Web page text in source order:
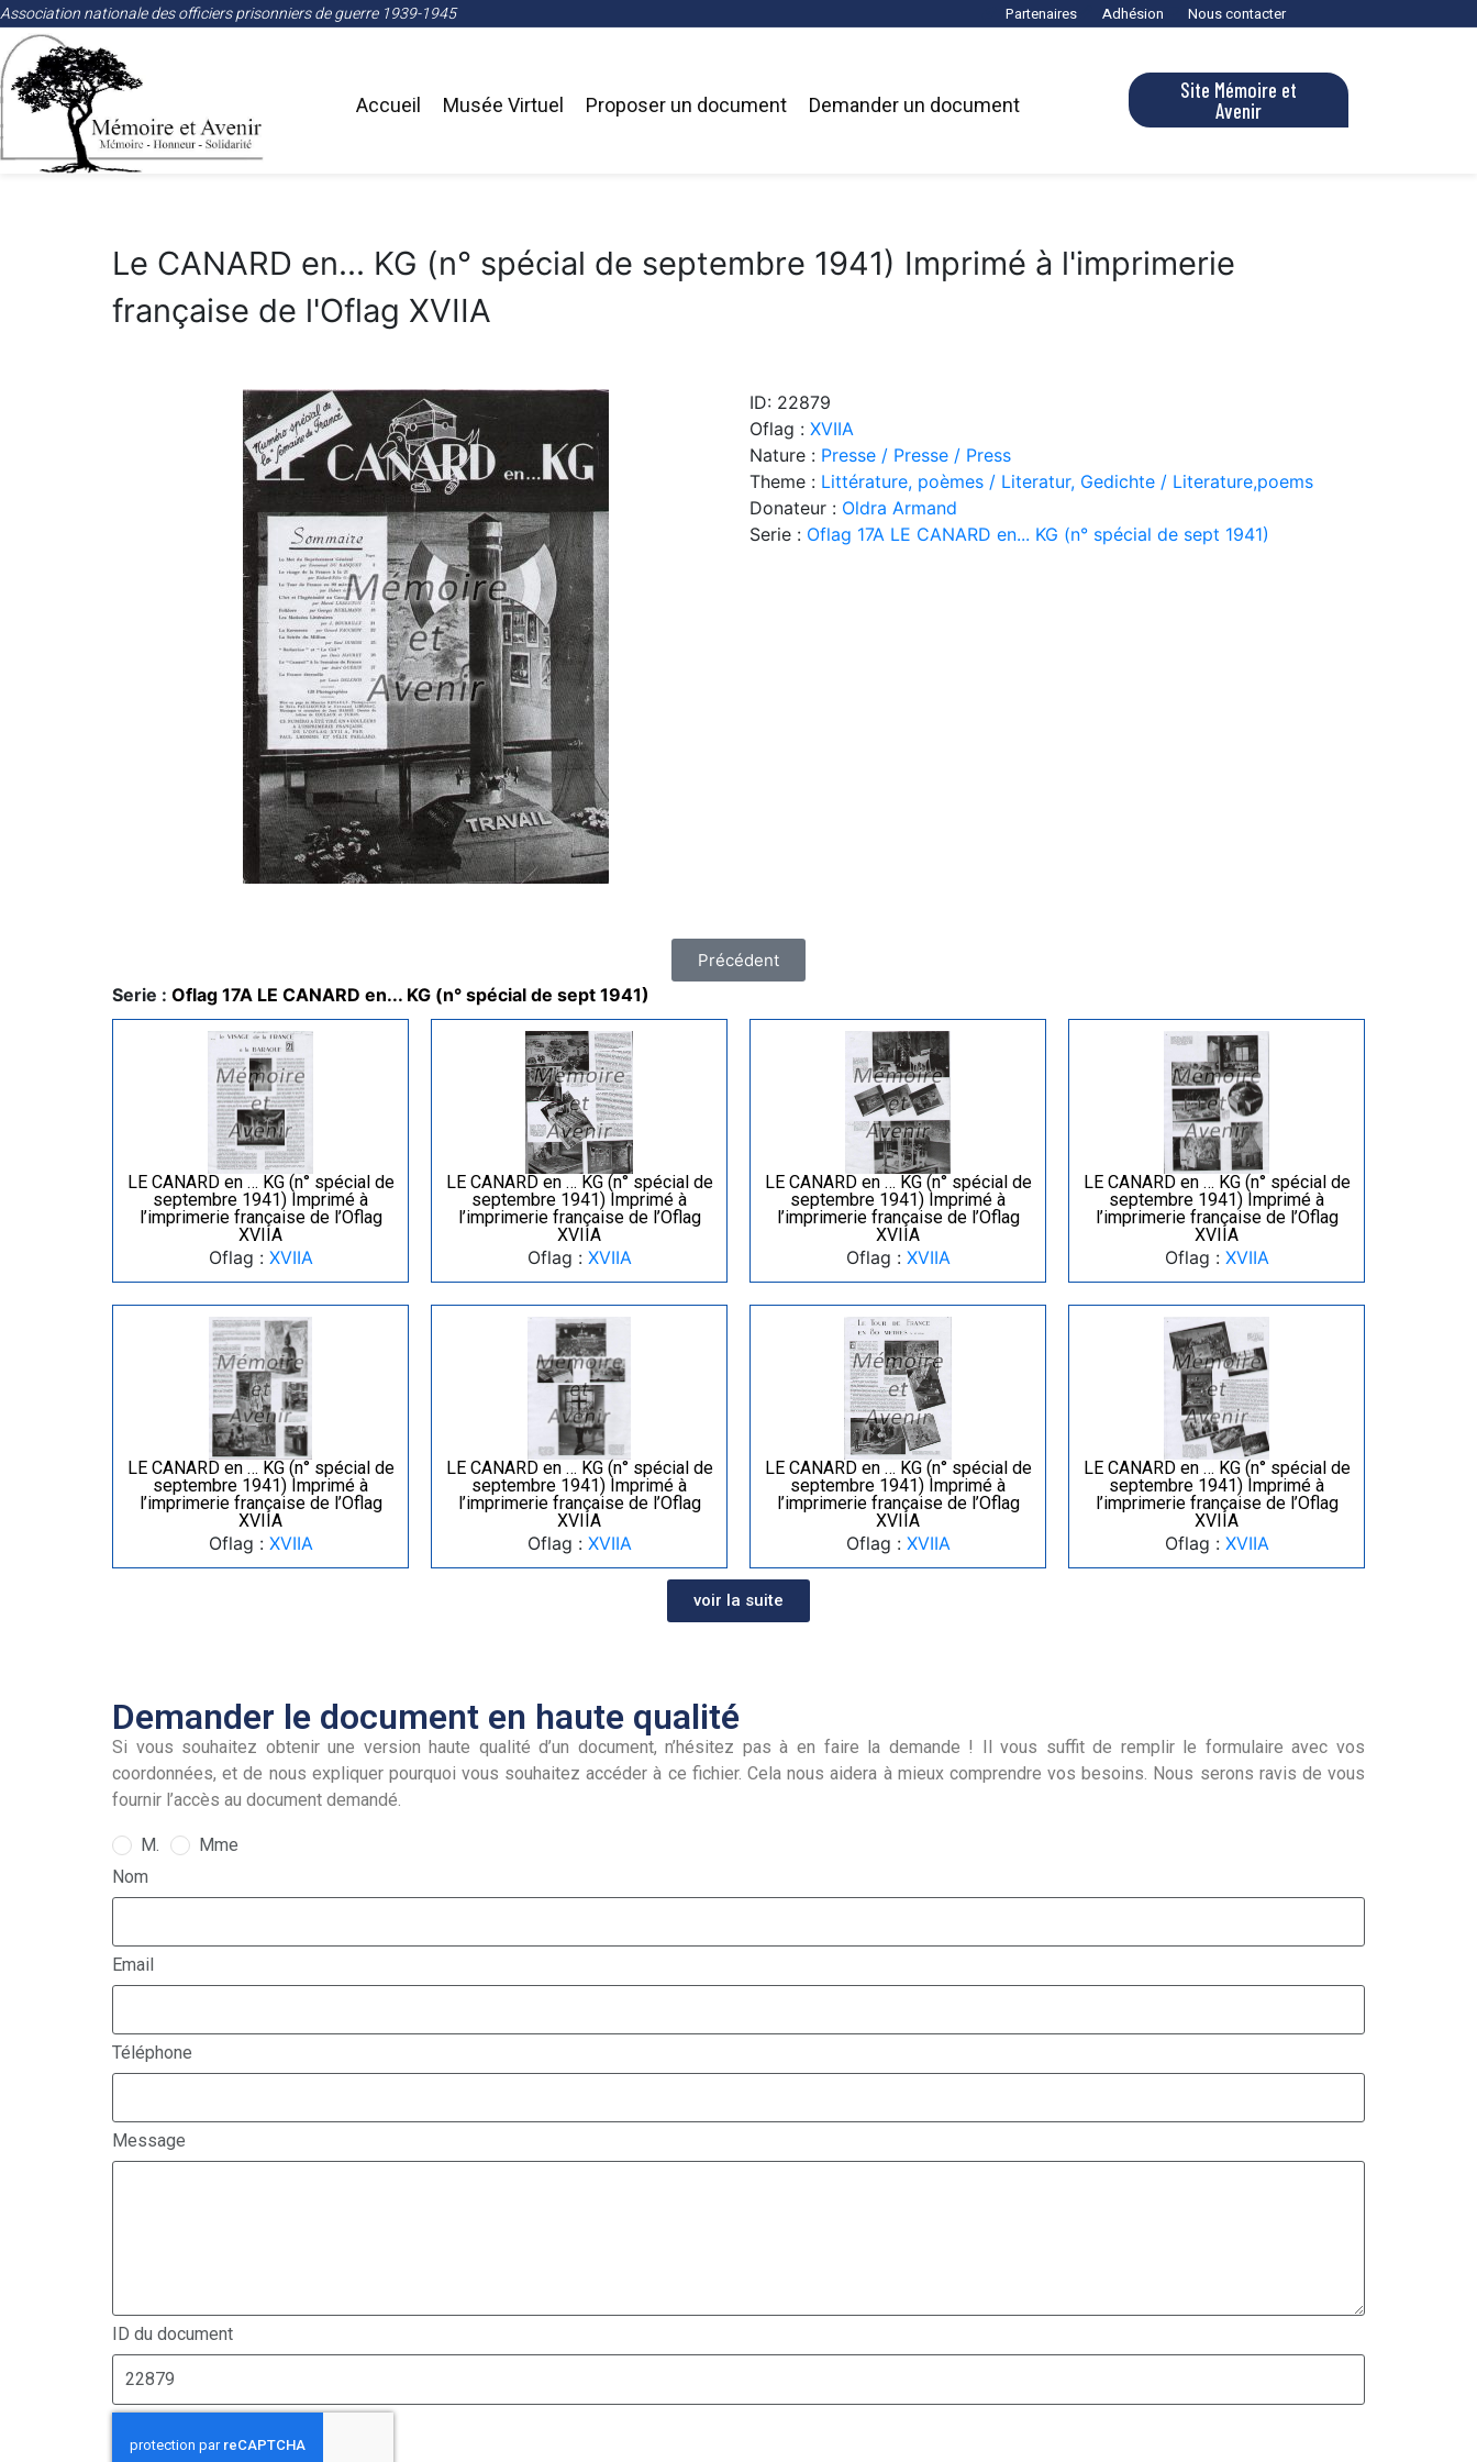
Association nationale des officiers prisonniers de guerre 1939-1945 Partenaires Adhésion Nous contacter
Accueil Musée Virtuel Proposer un document Demander un document
Site Mémoire et
Avenir
Le CANARD en... KG (n° spécial de septembre 1941) Imprimé à l'imprimerie
française de l'Oflag XVIIA
ID: 22879
Oflag : XVIIA
Nature : Presse / Presse / Press
Theme : Littérature, poèmes / Literatur, Gedichte / Literature,poems
Donateur : Oldra Armand
Serie : Oflag 17A LE CANARD en... KG (n° spécial de sept 1941)
Précédent
Serie : Oflag 17A LE CANARD en... KG (n° spécial de sept 1941)
LE CANARD en … KG (n° spécial de
septembre 1941) Imprimé à
l’imprimerie française de l’Oflag
XVIIA
Oflag : XVIIA
LE CANARD en … KG (n° spécial de
septembre 1941) Imprimé à
l’imprimerie française de l’Oflag
XVIIA
Oflag : XVIIA
LE CANARD en … KG (n° spécial de
septembre 1941) Imprimé à
l’imprimerie française de l’Oflag
XVIIA
Oflag : XVIIA
LE CANARD en … KG (n° spécial de
septembre 1941) Imprimé à
l’imprimerie française de l’Oflag
XVIIA
Oflag : XVIIA
LE CANARD en … KG (n° spécial de
septembre 1941) Imprimé à
l’imprimerie française de l’Oflag
XVIIA
Oflag : XVIIA
LE CANARD en … KG (n° spécial de
septembre 1941) Imprimé à
l’imprimerie française de l’Oflag
XVIIA
Oflag : XVIIA
LE CANARD en … KG (n° spécial de
septembre 1941) Imprimé à
l’imprimerie française de l’Oflag
XVIIA
Oflag : XVIIA
LE CANARD en … KG (n° spécial de
septembre 1941) Imprimé à
l’imprimerie française de l’Oflag
XVIIA
Oflag : XVIIA
voir la suite
Demander le document en haute qualité
Si vous souhaitez obtenir une version haute qualité d’un document, n’hésitez pas à en faire la demande ! Il vous suffit de remplir le formulaire avec vos
coordonnées, et de nous expliquer pourquoi vous souhaitez accéder à ce fichier. Cela nous aidera à mieux comprendre vos besoins. Nous serons ravis de vous
fournir l’accès au document demandé.
M.
Mme
Nom
Email
Téléphone
Message
ID du document